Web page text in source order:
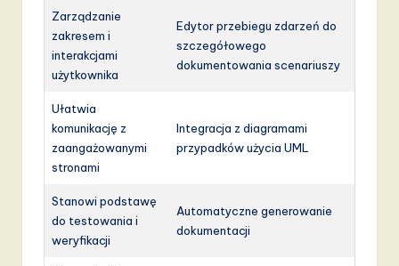
Zarządzanie
zakresem i
interakcjami
użytkownika
Edytor przebiegu zdarzeń do
szczegółowego
dokumentowania scenariuszy
Ułatwia
komunikację z
zaangażowanymi
stronami
Integracja z diagramami
przypadków użycia UML
Stanowi podstawę
do testowania i
weryfikacji
Automatyczne generowanie
dokumentacji